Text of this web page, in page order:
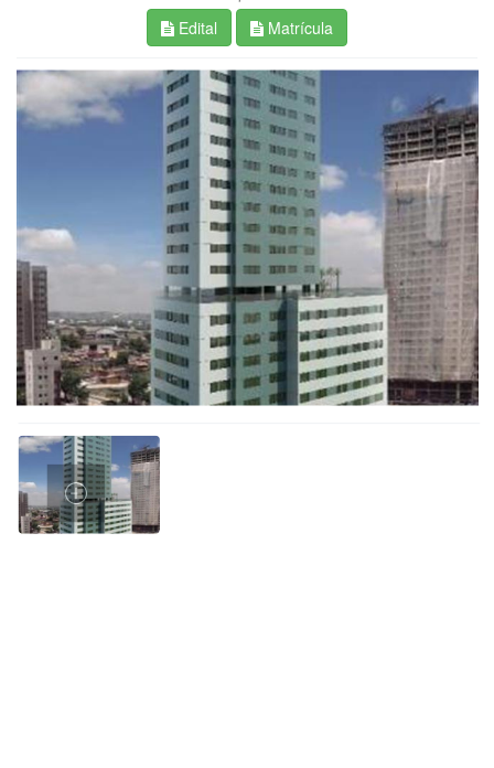
Edital
Matrícula